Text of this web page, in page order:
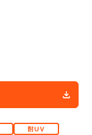
耐ＵＶ